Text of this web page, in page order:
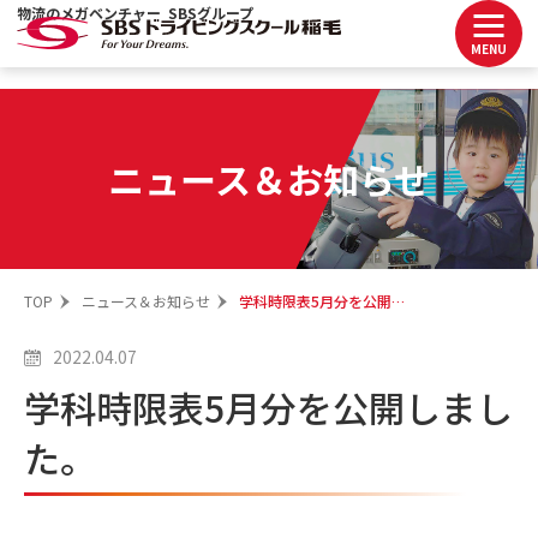
物流のメガベンチャー SBSグループ
MENU
ニュース＆お知らせ
TOP ニュース＆お知らせ 学科時限表5月分を公開しました。
2022.04.07
学科時限表5月分を公開しまし
た。